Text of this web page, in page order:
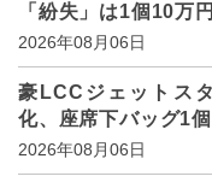
「紛失」は1個10
2026年08月06日
豪LCCジェットス
化、座席下バッグ1
2026年08月06日